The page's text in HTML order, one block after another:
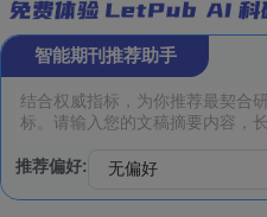
智能期刊推荐助手
推荐偏好: